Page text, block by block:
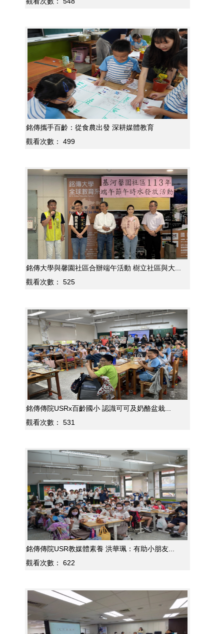
銘傳攜手百齡：從食農出發 深耕媒體教育
觀看次數：
499
銘傳大學與馨園社區合辦端午活動 樹立社區與大...
觀看次數：
525
銘傳傳院USRx百齡國小 認識可可及奶酪盆栽...
觀看次數：
531
銘傳傳院USR教媒體素養 洪華珮：有助小朋友...
觀看次數：
622